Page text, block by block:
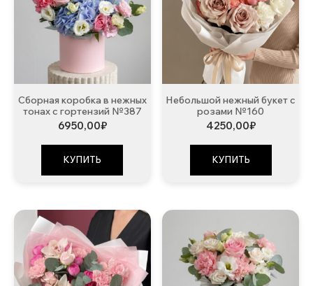
Сборная коробка в нежных
тонах с гортензий №387
6950,00₽
КУПИТЬ
Небольшой нежный букет с
розами №160
4250,00₽
КУПИТЬ